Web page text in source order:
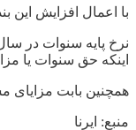
با اعمال افزایش این
اینکه حق سنوات یا مزایای
همچنین بابت مزایای مسکن 200 هزار ریال، بن اقلام مصرفی یک میلیون ویکصد هزار ریال و حق اولاد به ازای دو فرزند یک میلیون و
منبع: ایرنا